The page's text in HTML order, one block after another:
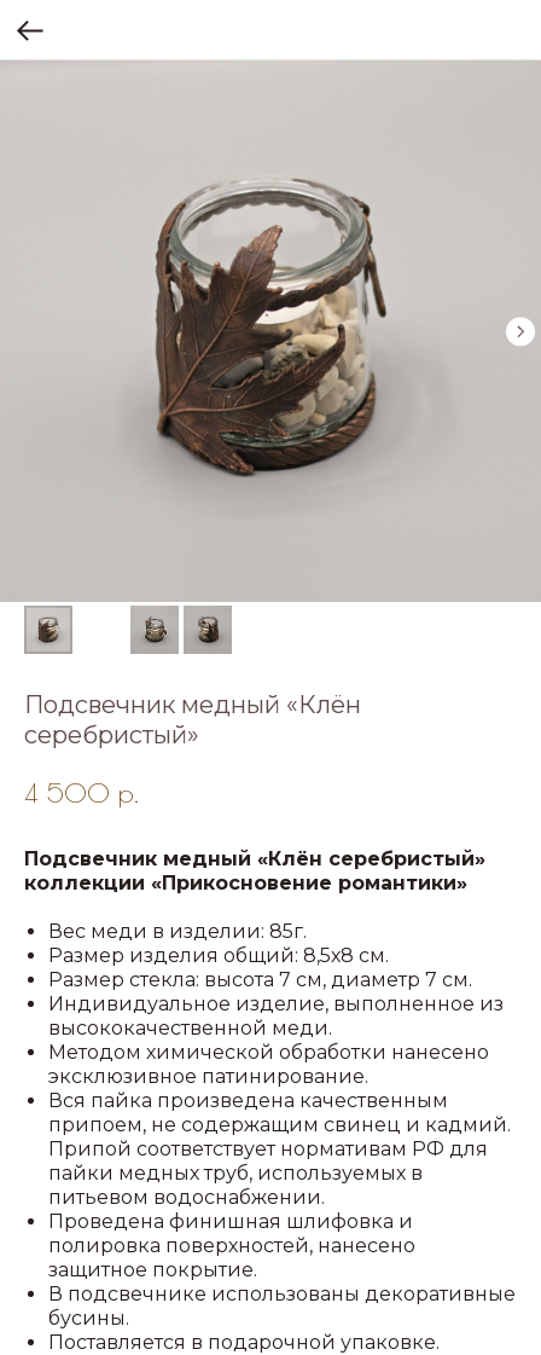
Подсвечник медный «Клён
серебристый»
4 500 р.
Подсвечник медный «Клён серебристый»
коллекции «Прикосновение романтики»
Вес меди в изделии: 85г.
Размер изделия общий: 8,5х8 см.
Размер стекла: высота 7 см, диаметр 7 см.
Индивидуальное изделие, выполненное из
высококачественной меди.
Методом химической обработки нанесено
эксклюзивное патинирование.
Вся пайка произведена качественным
припоем, не содержащим свинец и кадмий.
Припой соответствует нормативам РФ для
пайки медных труб, используемых в
питьевом водоснабжении.
Проведена финишная шлифовка и
полировка поверхностей, нанесено
защитное покрытие.
В подсвечнике использованы декоративные
бусины.
Поставляется в подарочной упаковке.